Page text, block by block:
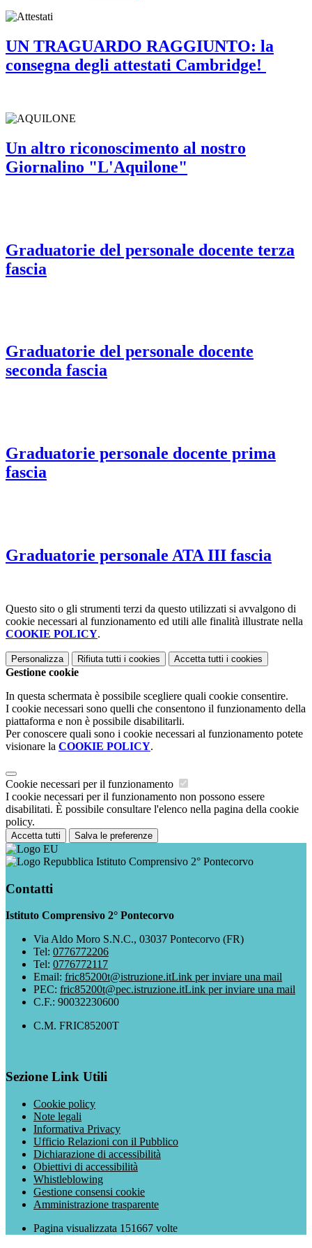
UN TRAGUARDO RAGGIUNTO: la
consegna degli attestati Cambridge!
Un altro riconoscimento al nostro
Giornalino "L'Aquilone"
Graduatorie del personale docente terza
fascia
Graduatorie del personale docente
seconda fascia
Graduatorie personale docente prima
fascia
Graduatorie personale ATA III fascia
Questo sito o gli strumenti terzi da questo utilizzati si avvalgono di
cookie necessari al funzionamento ed utili alle finalità illustrate nella
COOKIE POLICY.
Personalizza Rifiuta tutti i cookies Accetta tutti i cookies
Gestione cookie
In questa schermata è possibile scegliere quali cookie consentire.
I cookie necessari sono quelli che consentono il funzionamento della
piattaforma e non è possibile disabilitarli.
Per conoscere quali sono i cookie necessari al funzionamento potete
visionare la COOKIE POLICY.
Cookie necessari per il funzionamento
I cookie necessari per il funzionamento non possono essere
disabilitati. È possibile consultare l'elenco nella pagina della cookie
policy.
Accetta tutti Salva le preferenze
Istituto Comprensivo 2° Pontecorvo
Contatti
Istituto Comprensivo 2° Pontecorvo
Via Aldo Moro S.N.C., 03037 Pontecorvo (FR)
Tel: 0776772206
Tel: 0776772117
Email: fric85200t@istruzione.itLink per inviare una mail
PEC: fric85200t@pec.istruzione.itLink per inviare una mail
C.F.: 90032230600
C.M. FRIC85200T
Sezione Link Utili
Cookie policy
Note legali
Informativa Privacy
Ufficio Relazioni con il Pubblico
Dichiarazione di accessibilità
Obiettivi di accessibilità
Whistleblowing
Gestione consensi cookie
Amministrazione trasparente
Pagina visualizzata 151667 volte